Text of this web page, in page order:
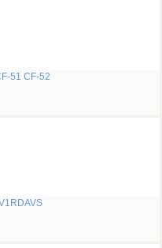
51 CF-52